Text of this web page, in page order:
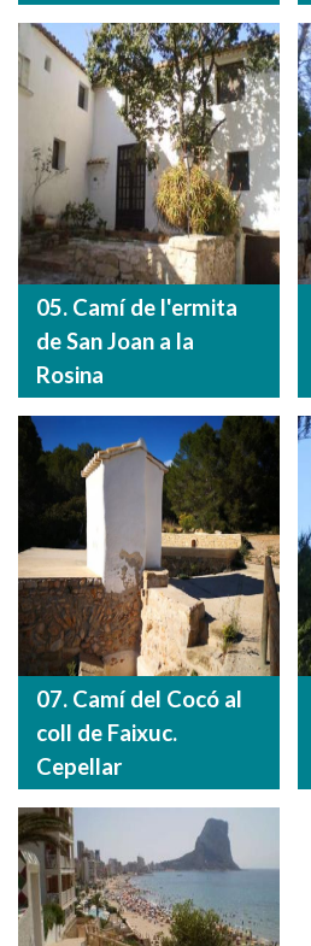
05. Camí de l'ermita
de San Joan a la
Rosina
07. Camí del Cocó al
coll de Faixuc.
Cepellar